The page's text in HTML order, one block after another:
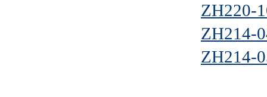
ZH220-
ZH214-
ZH214-